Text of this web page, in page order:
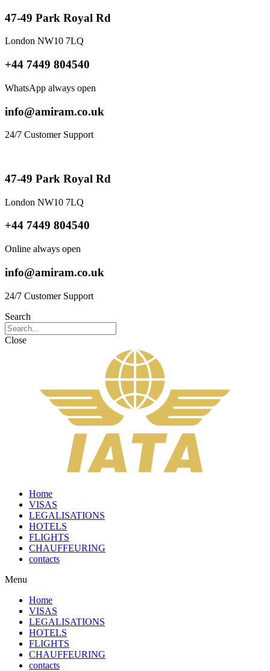
47-49 Park Royal Rd
London NW10 7LQ
+44 7449 804540
WhatsApp always open
info@amiram.co.uk
24/7 Customer Support
47-49 Park Royal Rd
London NW10 7LQ
+44 7449 804540
Online always open
info@amiram.co.uk
24/7 Customer Support
Search
Close
Home
VISAS
LEGALISATIONS
HOTELS
FLIGHTS
CHAUFFEURING
contacts
Menu
Home
VISAS
LEGALISATIONS
HOTELS
FLIGHTS
CHAUFFEURING
contacts